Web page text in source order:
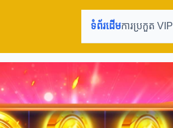
ទំព័រដើមការប្រកួត VIP